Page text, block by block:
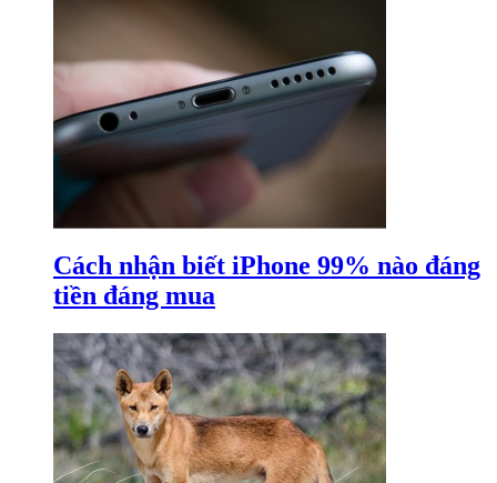
Cách nhận biết iPhone 99% nào đáng
tiền đáng mua